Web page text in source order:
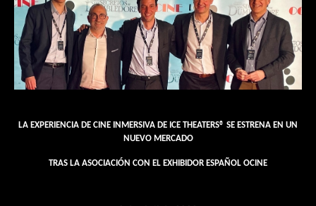
LA EXPERIENCIA DE CINE INMERSIVA DE ICE THEATERS® SE ESTRENA EN UN
NUEVO MERCADO
TRAS LA ASOCIACIÓN CON EL EXHIBIDOR ESPAÑOL OCINE